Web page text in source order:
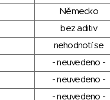
Německo
bez aditiv
nehodnotí se
- neuvedeno -
- neuvedeno -
- neuvedeno -